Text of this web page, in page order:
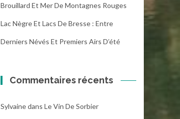
Brouillard Et Mer De Montagnes Rouges
Lac Nègre Et Lacs De Bresse : Entre
Derniers Névés Et Premiers Airs D’été
Commentaires récents
Sylvainedans Le Vin De Sorbier